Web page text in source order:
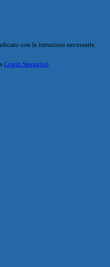
con le istruzioni necessarie.
Login Spaggiari